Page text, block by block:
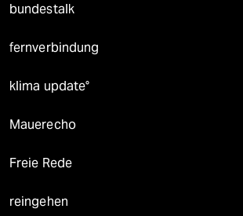
bundestalk
fernverbindung
klima update°
Mauerecho
Freie Rede
reingehen